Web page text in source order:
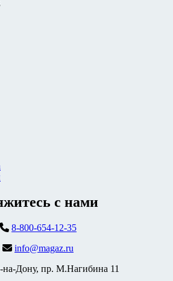
с нами
8-800-654-12-35
info@magaz.ru
на-Дону, пр. М.Нагибина 11